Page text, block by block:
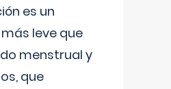
es un
leve que
menstrual y
que